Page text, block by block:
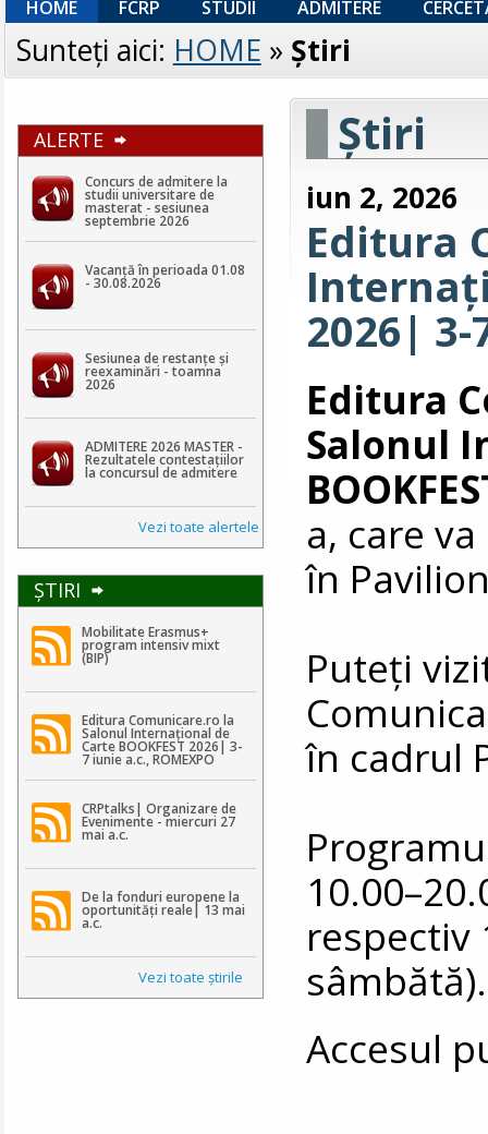
HOME FCRP STUDII ADMITERE
Sunteţi aici: HOME » Ştiri
ALERTE
Concurs de admitere la
studii universitare de
masterat - sesiunea
septembrie 2026
Vacanță în perioada 01.08
- 30.08.2026
Sesiunea de restanțe și
reexaminări - toamna
2026
ADMITERE 2026 MASTER -
Rezultatele contestaţiilor
la concursul de admitere
Vezi toate alertele
ŞTIRI
Mobilitate Erasmus+
program intensiv mixt
(BIP)
Editura Comunicare.ro la
Salonul Internațional de
Carte BOOKFEST 2026| 3-
7 iunie a.c., ROMEXPO
CRPtalks| Organizare de
Evenimente - miercuri 27
mai a.c.
De la fonduri europene la
oportunități reale| 13 mai
a.c.
Vezi toate ştirile
Ştiri
iun 2, 2026
Editura
2026| 3-
Editura
Salonul
a, care
în
Puteţi
în cadrul
respectiv
sâmbătă).
Accesul